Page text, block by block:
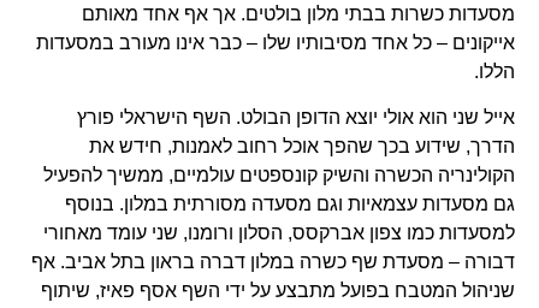
מסעדות כשרות בבתי מלון בולטים. אך אף אחד מאותם
אייקונים – כל אחד מסיבותיו שלו – כבר אינו מעורב במסעדות
הללו.
אייל שני הוא אולי יוצא הדופן הבולט. השף הישראלי פורץ
הדרך, שידוע בכך שהפך אוכל רחוב לאמנות, חידש את
הקולינריה הכשרה והשיק קונספטים עולמיים, ממשיך להפעיל
גם מסעדות עצמאיות וגם מסעדה מסורתית במלון. בנוסף
למסעדות כמו צפון אברקסס, הסלון ורומנו, שני עומד מאחורי
דבורה – מסעדת שף כשרה במלון דברה בראון בתל אביב. אף
שניהול המטבח בפועל מתבצע על ידי השף אסף פאיז, שיתוף